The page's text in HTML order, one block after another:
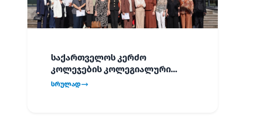
საქართველოს კერძო
კოლეჯების კოლეგიალური
ვიზიტი ბათუმში!
სრულად